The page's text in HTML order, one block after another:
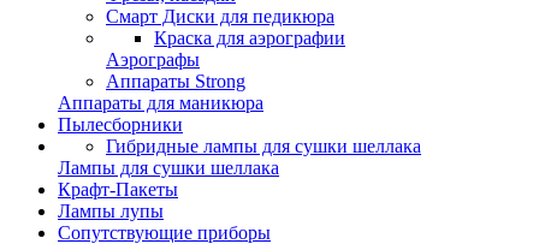
Смарт Диски для педикюра
Краска для аэрографии
Аэрографы
Аппараты Strong
Аппараты для маникюра
Пылесборники
Гибридные лампы для сушки шеллака
Лампы для сушки шеллака
Крафт-Пакеты
Лампы лупы
Сопутствующие приборы